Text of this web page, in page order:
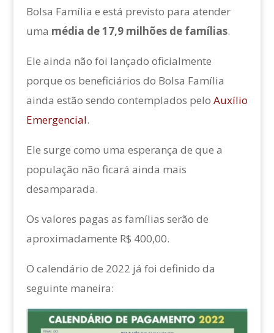
Bolsa Família e está previsto para atender
uma média de 17,9 milhões de famílias.
Ele ainda não foi lançado oficialmente
porque os beneficiários do Bolsa Família
ainda estão sendo contemplados pelo Auxílio
Emergencial.
Ele surge como uma esperança de que a
população não ficará ainda mais
desamparada.
Os valores pagas as famílias serão de
aproximadamente R$ 400,00.
O calendário de 2022 já foi definido da
seguinte maneira: